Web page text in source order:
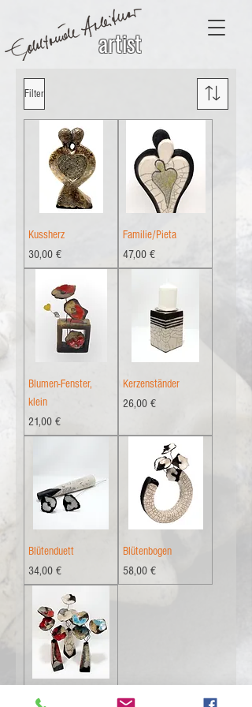
artist
Filter
Kussherz
Preis
30,00 €
Familie/Pieta
Preis
47,00 €
Blumen-Fenster,
klein
Preis
21,00 €
Kerzenständer
Preis
26,00 €
Blütenduett
Preis
34,00 €
Blütenbogen
Preis
58,00 €
Blütengesteck -